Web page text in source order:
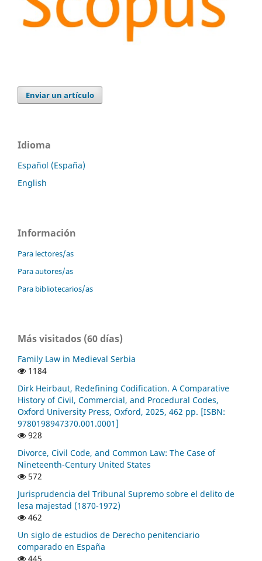
Enviar un artículo
Idioma
Español (España)
English
Información
Para lectores/as
Para autores/as
Para bibliotecarios/as
Más visitados (60 días)
Family Law in Medieval Serbia
1184
Dirk Heirbaut, Redefining Codification. A Comparative
History of Civil, Commercial, and Procedural Codes,
Oxford University Press, Oxford, 2025, 462 pp. [ISBN:
9780198947370.001.0001]
928
Divorce, Civil Code, and Common Law: The Case of
Nineteenth-Century United States
572
Jurisprudencia del Tribunal Supremo sobre el delito de
lesa majestad (1870-1972)
462
Un siglo de estudios de Derecho penitenciario
comparado en España
445